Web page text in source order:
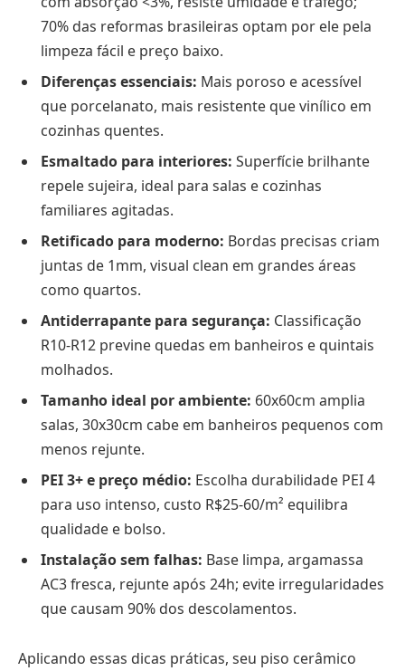
70% das reformas brasileiras optam por ele pela
limpeza fácil e preço baixo.
Diferenças essenciais: Mais poroso e acessível
que porcelanato, mais resistente que vinílico em
cozinhas quentes.
Esmaltado para interiores: Superfície brilhante
repele sujeira, ideal para salas e cozinhas
familiares agitadas.
Retificado para moderno: Bordas precisas criam
juntas de 1mm, visual clean em grandes áreas
como quartos.
Antiderrapante para segurança: Classificação
R10-R12 previne quedas em banheiros e quintais
molhados.
Tamanho ideal por ambiente: 60x60cm amplia
salas, 30x30cm cabe em banheiros pequenos com
menos rejunte.
PEI 3+ e preço médio: Escolha durabilidade PEI 4
para uso intenso, custo R$25-60/m² equilibra
qualidade e bolso.
Instalação sem falhas: Base limpa, argamassa
AC3 fresca, rejunte após 24h; evite irregularidades
que causam 90% dos descolamentos.
Aplicando essas dicas práticas, seu piso cerâmico